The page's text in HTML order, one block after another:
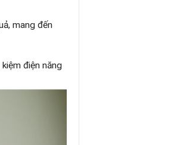
mang đến
điện năng